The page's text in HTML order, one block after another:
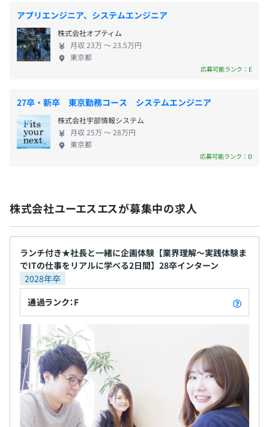
■ 通勤手当（月上限5万円）
■ 役職手当
■ 資格取得祝金
昇給：年1回
社会保険完備（健康保険・厚生年金保険、雇用保険・労災
保険）
無期雇用
役員及び管理的地位にある者に占める女性の割合
役員0.0%
管理職0.0%
企画したものが多くお客さまに喜んで使っていただ
ける、やりがいのある仕事です。 【事業内容】 ・企
業のIT戦略立案、ITコンサルティング ・金融システ
ム、小売・卸売業システム、販売管理、POSシステ
ムの企画・開発・販売・導入 【当社の強み】 ・金
促進をサポートします。 ・お客さまの9割以上が実際
にご利用いただくエンドユーザー。 お客さまと直
にコミュニケーションを図り、培ってきたノウハウ
（業務・システム）をもとにシステム・サービスを
専門店向け販売管理システム／メガC→ ・小売業向け
分析ツール／分析eye ・電帳プラットフォーム／
GO!!電帳 ・小売・卸業向け販売管理システム／
Compiere（ユーエスエス版） 【働く環境】 当社に
は基本的な制度から、社員たちがつくり上げた独自
の制度など、さまざまな制度が整備されています。
安心して働いていただける福利厚生や成長を支援す
る教育制度、キャリアパスも充実。 男女ともに、年
齢を問わず活躍できる風通しのよい風土で、平均勤
続年数は12年。居心地のよい職場環境です。
アプリエンジニア、システムエンジニア
株式会社オプティム
月収 23万 〜 23.5万円
東京都
応募可能ランク：E
27卒・新卒 東京勤務コース システムエンジニア
株式会社宇部情報システム
月収 25万 〜 28万円
東京都
応募可能ランク：D
株式会社ユーエスエスが募集中の求人
ランチ付き★社長と一緒に企画体験【業界理解〜実践体験ま
でITの仕事をリアルに学べる2日間】28卒インターン
2028年卒
通過ランク：F